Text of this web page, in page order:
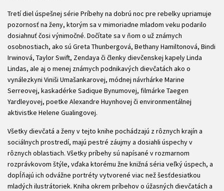
Tretí diel úspešnej série Príbehy na dobrú noc pre rebelky upriamuje
pozornosť na ženy, ktorým sa v mimoriadne mladom veku podarilo
dosiahnuť čosi výnimočné. Dočítate sa v ňom o už známych
osobnostiach, ako sú Greta Thunbergová, Bethany Hamiltonová, Bindi
Irwinová, Taylor Swift, Zendaya či členky dievčenskej kapely Linda
Lindas, ale aj o menej známych podnikavých dievčatách ako o
vynálezkyni Viniši Umašankarovej, módnej návrhárke Marine
Serreovej, kaskadérke Sadique Bynumovej, filmárke Taegen
Yardleyovej, poetke Alexandre Huynhovej či environmentálnej
aktivistke Helene Gualingovej.
Všetky dievčatá a ženy v tejto knihe pochádzajú z rôznych krajín a
sociálnych prostredí, majú pestré záujmy a dosiahli úspechy v
rôznych oblastiach. Všetky príbehy sú napísané v rozmarnom
rozprávkovom štýle, vďaka ktorému žne knižná séria veľký úspech, a
dopĺňajú ich odvážne portréty vytvorené viac než šesťdesiatkou
mladých ilustrátoriek. Kniha okrem príbehov o úžasných dievčatách a